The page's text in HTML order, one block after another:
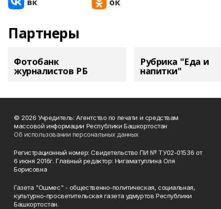
Партнеры
Фотобанк
журналистов РБ
Рубрика "Еда и
напитки"
© 2026 Учредитель: Агентство по печати и средствам
массовой информации Республики Башкортостан
Об использовании персональных данных
Регистрационный номер: Свидетельство ПИ № ТУ02-01536 от
6 июня 2016г. Главный редактор: Нигаматуллина Оля
Борисовна
Газета "Ошмес" - общественно-политическая, социальная,
культурно-просветительская газета удмуртов Республики
Башкортостан.